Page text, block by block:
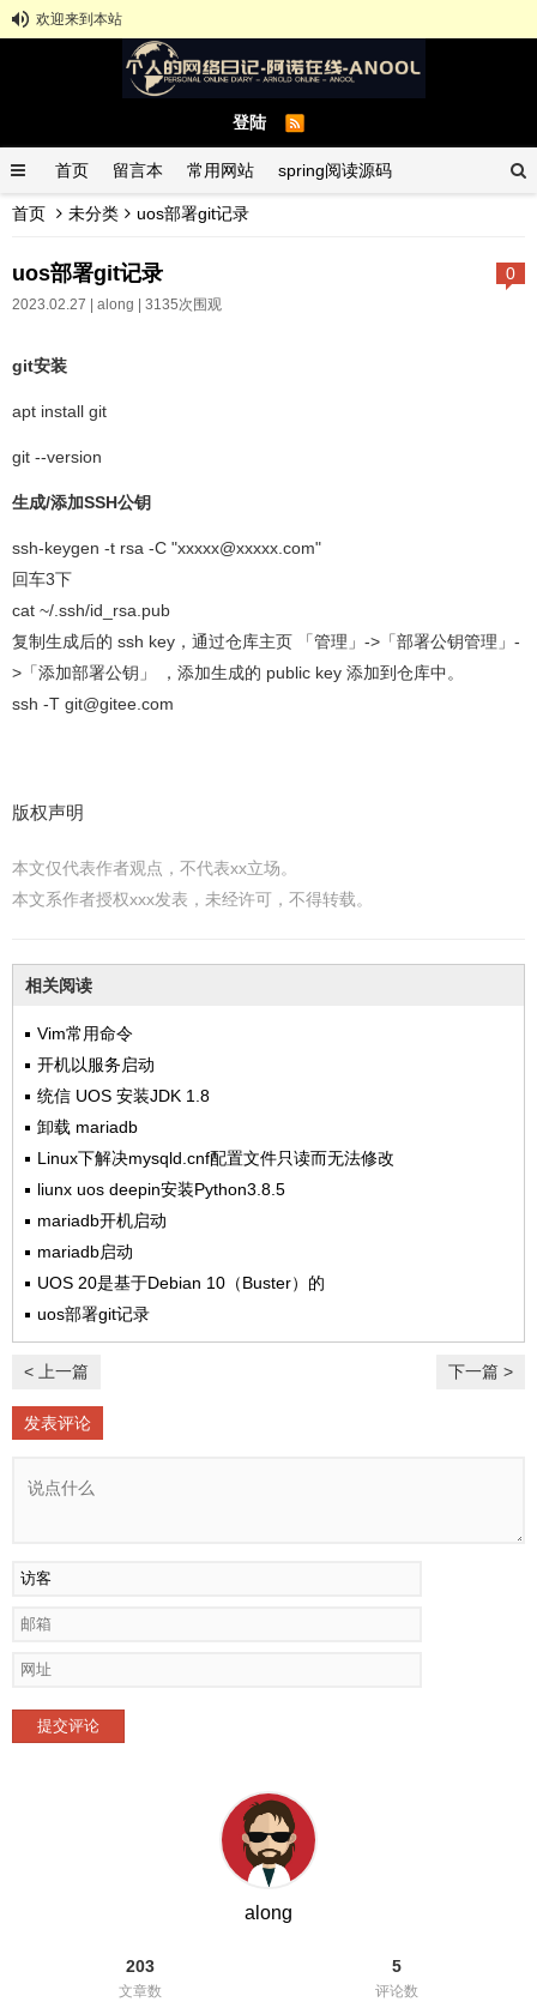
欢迎来到本站
登陆
首页 留言本 常用网站 spring阅读源码
spring示例demo GitHub中文排行榜
首页 未分类 uos部署git记录
0
uos部署git记录
2023.02.27 | along | 3135次围观
git安装
apt install git
git --version
生成/添加SSH公钥
ssh-keygen -t rsa -C "xxxxx@xxxxx.com"
回车3下
cat ~/.ssh/id_rsa.pub
复制生成后的 ssh key，通过仓库主页 「管理」->「部署公钥管理」-
>「添加部署公钥」 ，添加生成的 public key 添加到仓库中。
ssh -T git@gitee.com
版权声明
本文仅代表作者观点，不代表xx立场。
本文系作者授权xxx发表，未经许可，不得转载。
相关阅读
Vim常用命令
开机以服务启动
统信 UOS 安装JDK 1.8
卸载 mariadb
Linux下解决mysqld.cnf配置文件只读而无法修改
liunx uos deepin安装Python3.8.5
mariadb开机启动
mariadb启动
UOS 20是基于Debian 10（Buster）的
uos部署git记录
< 上一篇 下一篇 >
发表评论
提交评论
along
203
文章数
5
评论数